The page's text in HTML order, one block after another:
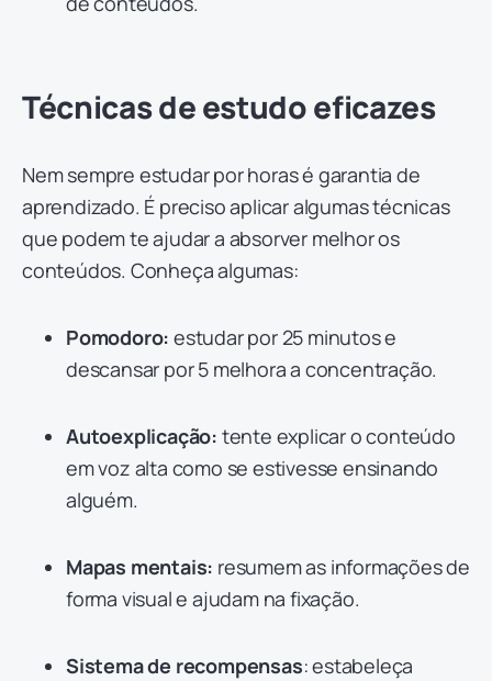
Técnicas de estudo eficazes
Nem sempre estudar por horas é garantia de
aprendizado. É preciso aplicar algumas técnicas
que podem te ajudar a absorver melhor os
conteúdos. Conheça algumas:
Pomodoro: estudar por 25 minutos e
descansar por 5 melhora a concentração.
Autoexplicação: tente explicar o conteúdo
em voz alta como se estivesse ensinando
alguém.
Mapas mentais: resumem as informações de
forma visual e ajudam na fixação.
Sistema de recompensas: estabeleça